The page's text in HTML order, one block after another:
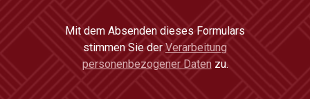
Mit dem Absenden dieses Formulars
stimmen Sie der Verarbeitung
personenbezogener Daten zu.